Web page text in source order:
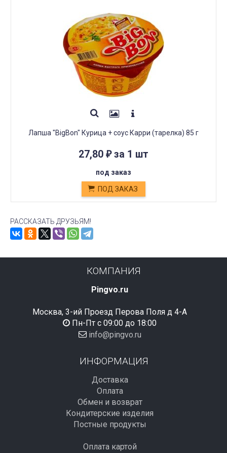
Лапша "BigBon" Курица + соус Карри (тарелка) 85 г
27,80 ₽за 1 шт
под заказ
ПОД ЗАКАЗ
РАССКАЗАТЬ ДРУЗЬЯМ!
КОМПАНИЯ
Pingvo.ru
Москва, 3-ий Проезд Перова Поля д 4-А
Пн-Пт с 09:00 до 18:00
info@pingvo.ru
ИНФОРМАЦИЯ
Доставка
Оплата
Обмен и возврат
Кондитерские изделия
Постные продукты
Оплата картой